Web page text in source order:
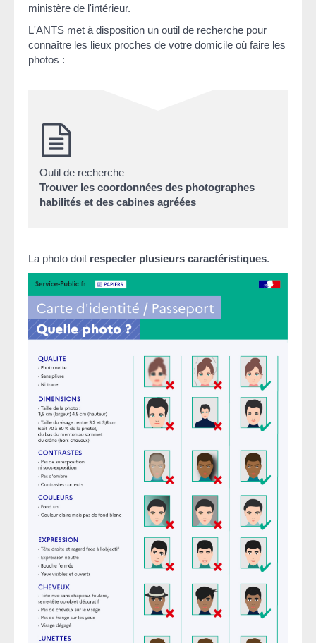
ministère de l'intérieur.
L'ANTS met à disposition un outil de recherche pour
connaître les lieux proches de votre domicile où faire les
photos :
Outil de recherche
Trouver les coordonnées des photographes
habilités et des cabines agréées
La photo doit respecter plusieurs caractéristiques.